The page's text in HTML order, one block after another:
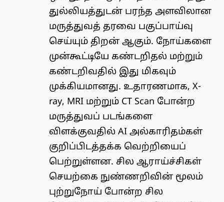
துல்லியத்துடன் பரந்த அளவிலான
மருத்துவத் தரவை பகுப்பாய்வு
செய்யும் திறன் ஆகும். நோய்களை
முன்கூட்டியே கண்டறிதல் மற்றும்
கண்டறிவதில் இது மிகவும்
முக்கியமானது. உதாரணமாக, X-
ray, MRI மற்றும் CT Scan போன்ற
மருத்துவப் படங்களை
விளக்குவதில் AI அல்காரிதம்கள்
குறிப்பிடத்தக்க வெற்றியைப்
பெற்றுள்ளன. சில ஆராய்ச்சிகள்
செயற்கை நுண்ணறிவின் மூலம்
புற்றுநோய் போன்ற சில